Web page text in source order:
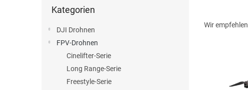
überspringen
Kategorien
DJI Drohnen
FPV-Drohnen
Cinelifter-Serie
Long Range-Serie
Freestyle-Serie
Wir empfehlen